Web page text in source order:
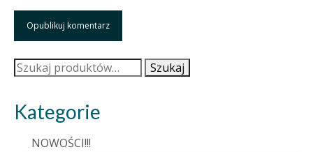
Szukaj: Szukaj
Kategorie
NOWOŚCI!!!